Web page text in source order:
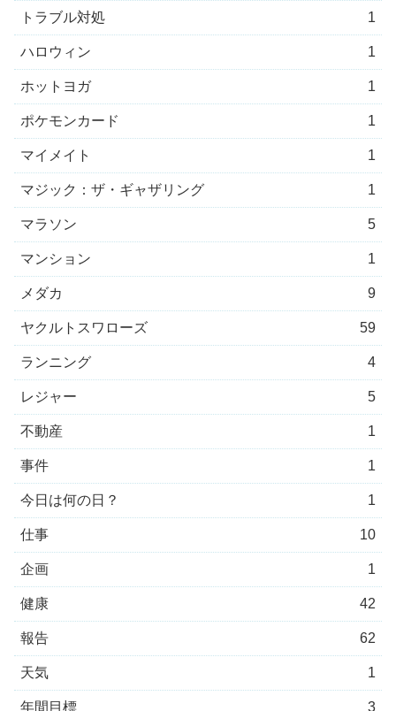
トラブル対処 1
ハロウィン 1
ホットヨガ 1
ポケモンカード 1
マイメイト 1
マジック：ザ・ギャザリング 1
マラソン 5
マンション 1
メダカ 9
ヤクルトスワローズ 59
ランニング 4
レジャー 5
不動産 1
事件 1
今日は何の日？ 1
仕事 10
企画 1
健康 42
報告 62
天気 1
年間目標 3